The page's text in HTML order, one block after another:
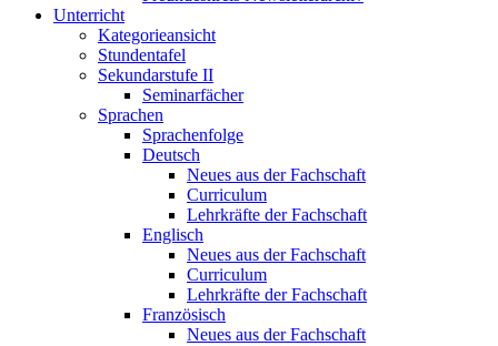
Unterricht
Kategorieansicht
Stundentafel
Sekundarstufe II
Seminarfächer
Sprachen
Sprachenfolge
Deutsch
Neues aus der Fachschaft
Curriculum
Lehrkräfte der Fachschaft
Englisch
Neues aus der Fachschaft
Curriculum
Lehrkräfte der Fachschaft
Französisch
Neues aus der Fachschaft